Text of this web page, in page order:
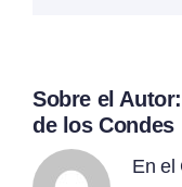
Sobre el Autor:
de los Condes
En el